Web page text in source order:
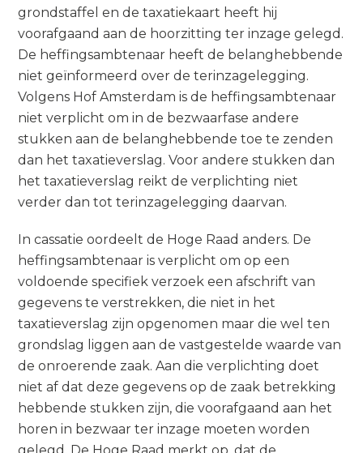
grondstaffel en de taxatiekaart heeft hij
voorafgaand aan de hoorzitting ter inzage gelegd.
De heffingsambtenaar heeft de belanghebbende
niet geïnformeerd over de terinzagelegging.
Volgens Hof Amsterdam is de heffingsambtenaar
niet verplicht om in de bezwaarfase andere
stukken aan de belanghebbende toe te zenden
dan het taxatieverslag. Voor andere stukken dan
het taxatieverslag reikt de verplichting niet
verder dan tot terinzagelegging daarvan.
In cassatie oordeelt de Hoge Raad anders. De
heffingsambtenaar is verplicht om op een
voldoende specifiek verzoek een afschrift van
gegevens te verstrekken, die niet in het
taxatieverslag zijn opgenomen maar die wel ten
grondslag liggen aan de vastgestelde waarde van
de onroerende zaak. Aan die verplichting doet
niet af dat deze gegevens op de zaak betrekking
hebbende stukken zijn, die voorafgaand aan het
horen in bezwaar ter inzage moeten worden
gelegd. De Hoge Raad merkt op, dat de